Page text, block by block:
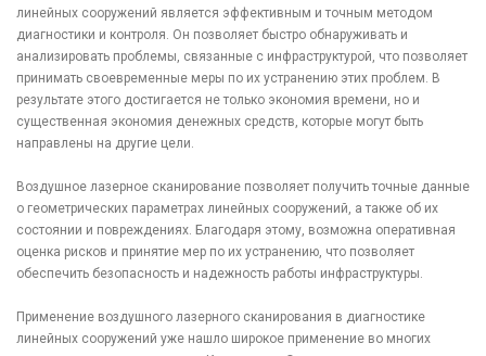
линейных сооружений является эффективным и точным методом
диагностики и контроля. Он позволяет быстро обнаруживать и
анализировать проблемы, связанные с инфраструктурой, что позволяет
принимать своевременные меры по их устранению этих проблем. В
результате этого достигается не только экономия времени, но и
существенная экономия денежных средств, которые могут быть
направлены на другие цели.
Воздушное лазерное сканирование позволяет получить точные данные
о геометрических параметрах линейных сооружений, а также об их
состоянии и повреждениях. Благодаря этому, возможна оперативная
оценка рисков и принятие мер по их устранению, что позволяет
обеспечить безопасность и надежность работы инфраструктуры.
Применение воздушного лазерного сканирования в диагностике
линейных сооружений уже нашло широкое применение во многих